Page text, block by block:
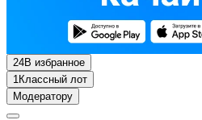
24В избранное
1Классный лот
Модератору